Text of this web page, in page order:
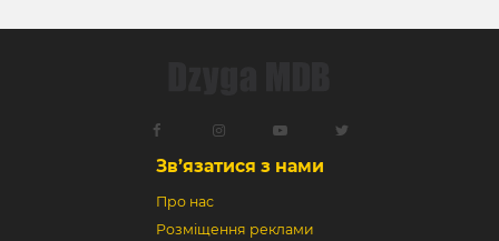
Зв’язатися з нами
Про нас
Розміщення реклами